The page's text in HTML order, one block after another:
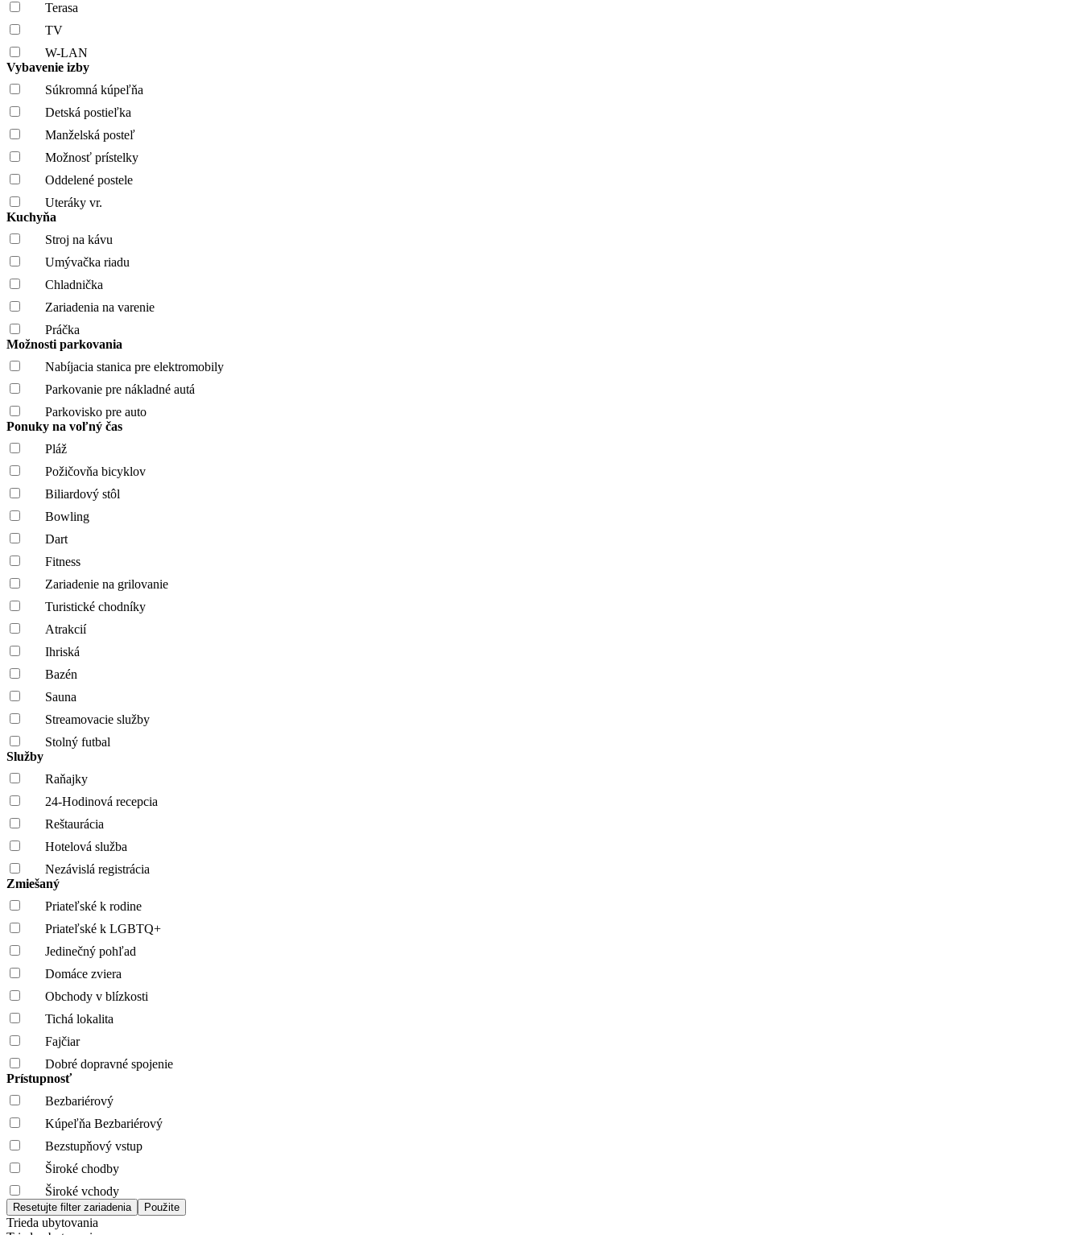
Terasa
TV
W-LAN
Vybavenie izby
Súkromná kúpeľňa
Detská postieľka
Manželská posteľ
Možnosť prístelky
Oddelené postele
Uteráky vr.
Kuchyňa
Stroj na kávu
Umývačka riadu
Chladnička
Zariadenia na varenie
Práčka
Možnosti parkovania
Nabíjacia stanica pre elektromobily
Parkovanie pre nákladné autá
Parkovisko pre auto
Ponuky na voľný čas
Pláž
Požičovňa bicyklov
Biliardový stôl
Bowling
Dart
Fitness
Zariadenie na grilovanie
Turistické chodníky
Atrakcií
Ihriská
Bazén
Sauna
Streamovacie služby
Stolný futbal
Služby
Raňajky
24-Hodinová recepcia
Reštaurácia
Hotelová služba
Nezávislá registrácia
Zmiešaný
Priateľské k rodine
Priateľské k LGBTQ+
Jedinečný pohľad
Domáce zviera
Obchody v blízkosti
Tichá lokalita
Fajčiar
Dobré dopravné spojenie
Prístupnosť
Bezbariérový
Kúpeľňa Bezbariérový
Bezstupňový vstup
Široké chodby
Široké vchody
Trieda ubytovania